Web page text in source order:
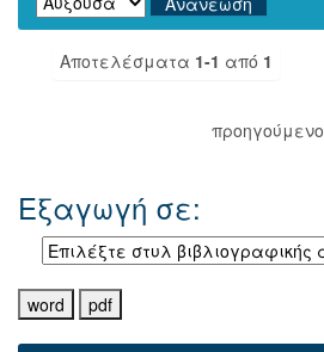
Αποτελέσματα 1-1 από 1
προηγούμενο
Εξαγωγή σε: